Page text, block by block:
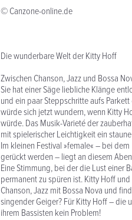
© Canzone-online.de
Die wunderbare Welt der Kitty Hoff
Zwischen Chanson, Jazz und Bossa
Sie hat einer Säge liebliche Klänge
und ein paar Steppschritte aufs
würde sich jetzt wundern, wenn Kitty
würde. Das Musik-Varieté der
mit spielerischer Leichtigkeit ein
Im kleinen Festival »female« – bei
gerückt werden – liegt an diesem
Eine Stimmung, bei der die Lust einer
permanent zu spüren ist. Kitty Hoff
Chanson, Jazz mit Bossa Nova und
singender Geiger? Für Kitty Hoff – die
ihrem Bassisten kein Problem!